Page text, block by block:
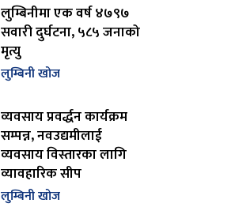
लुम्बिनीमा एक वर्ष ४७९७
सवारी दुर्घटना, ५८५ जनाको
मृत्यु
लुम्बिनी खोज
व्यवसाय प्रवर्द्धन कार्यक्रम
सम्पन्न, नवउद्यमीलाई
व्यवसाय विस्तारका लागि
व्यावहारिक सीप
लुम्बिनी खोज